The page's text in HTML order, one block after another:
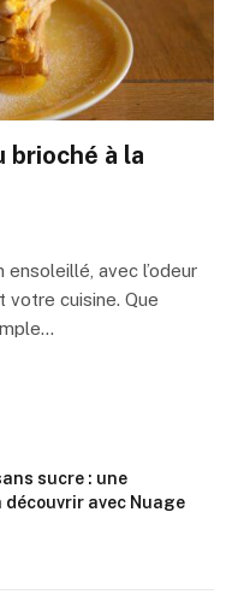
brioché à la
avec l’odeur
votre cuisine. Que
sucre : une
avec Nuage